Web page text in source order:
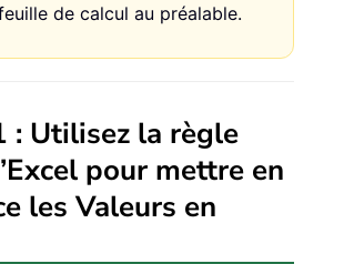
de calcul au préalable.
: Utilisez la règle
pour mettre en
les Valeurs en